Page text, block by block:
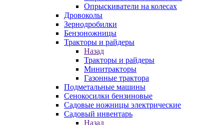
Опрыскиватели на колесах
Дровоколы
Зернодробилки
Бензоножницы
Тракторы и райдеры
Назад
Тракторы и райдеры
Минитракторы
Газонные трактора
Подметальные машины
Сенокосилки бензиновые
Садовые ножницы электрические
Садовый инвентарь
Назад